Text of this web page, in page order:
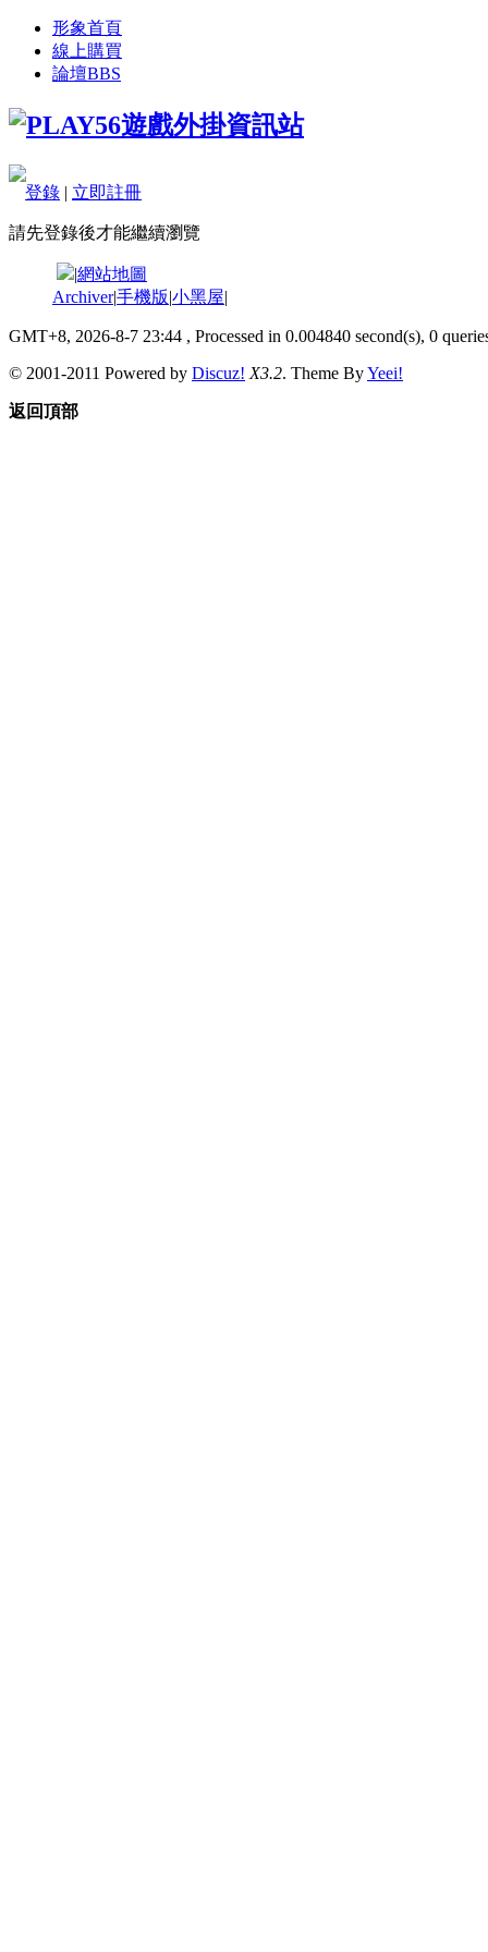
形象首頁
線上購買
論壇BBS
登錄 | 立即註冊
請先登錄後才能繼續瀏覽
|網站地圖
Archiver|手機版|小黑屋|
GMT+8, 2026-8-7 23:44 , Processed in 0.004840 second(s), 0
© 2001-2011 Powered by Discuz! X3.2. Theme ByYeei!
返回頂部